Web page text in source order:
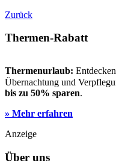
Zurück
Thermen-Rabatt
Thermenurlaub:
Übernachtung und
bis zu 50% sparen.
» Mehr erfahren
Anzeige
Über uns